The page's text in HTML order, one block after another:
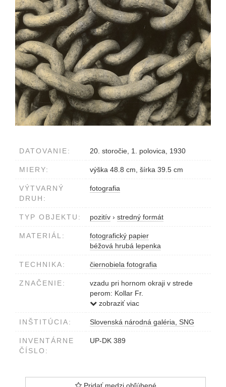
DATOVANIE: 20. storočie, 1. polovica, 1930
MIERY: výška 48.8 cm, šírka 39.5 cm
VÝTVARNÝ
DRUH:
fotografia
TYP OBJEKTU: pozitív › stredný formát
MATERIÁL:
fotografický papier
béžová hrubá lepenka
TECHNIKA: čiernobiela fotografia
ZNAČENIE:
vzadu pri hornom okraji v strede
perom: Kollar Fr.
vzadu v pravom dolnom rohu
zobraziť viac
INŠTITÚCIA: Slovenská národná galéria, SNG
INVENTÁRNE
ČÍSLO:
UP-DK 389
Pridať medzi obľúbené